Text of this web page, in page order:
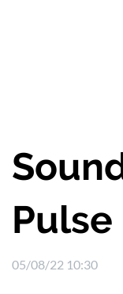
Pulse
05/08/22 10:30